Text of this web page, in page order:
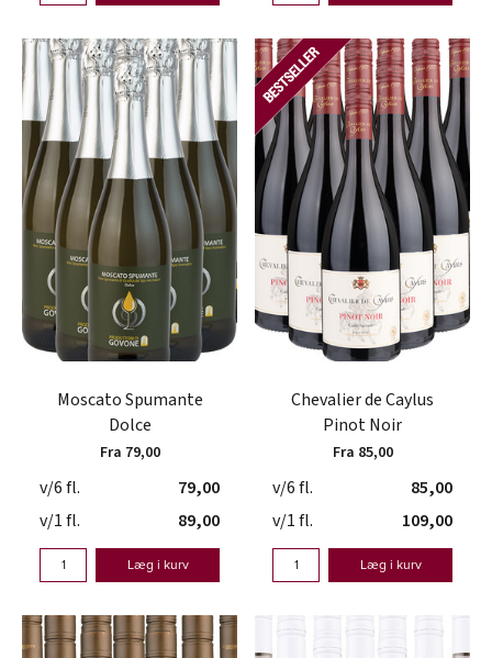
Moscato Spumante
Dolce
Fra 79,00
v/6 fl.
79,00
v/1 fl.
89,00
Læg i kurv
Chevalier de Caylus
Pinot Noir
Fra 85,00
v/6 fl.
85,00
v/1 fl.
109,00
Læg i kurv